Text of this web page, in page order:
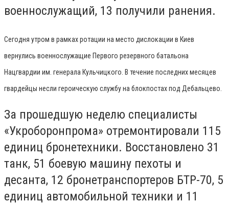
военнослужащий, 13 получили ранения.
Сегодня утром в рамках ротации на место дислокации в Киев
вернулись военнослужащие Первого резервного батальона
Нацгвардии им. генерала Кульчицкого. В течение последних месяцев
гвардейцы несли героическую службу на блокпостах под Дебальцево.
За прошедшую неделю специалисты
«Укроборонпрома» отремонтировали 115
единиц бронетехники. Восстановлено 31
танк, 51 боевую машину пехоты и
десанта, 12 бронетранспортеров БТР-70, 5
единиц автомобильной техники и 11